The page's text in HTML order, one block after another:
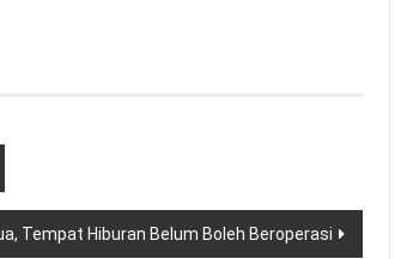
Tempat Hiburan Belum Boleh Beroperasi